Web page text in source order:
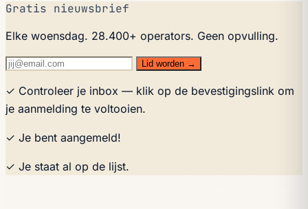
Gratis nieuwsbrief
Elke woensdag. 28.400+ operators. Geen opvulling.
Lid worden →
✓ Controleer je inbox — klik op de bevestigingslink om
je aanmelding te voltooien.
✓ Je bent aangemeld!
✓ Je staat al op de lijst.